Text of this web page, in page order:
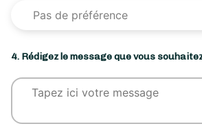
4. Rédigez le message que vous